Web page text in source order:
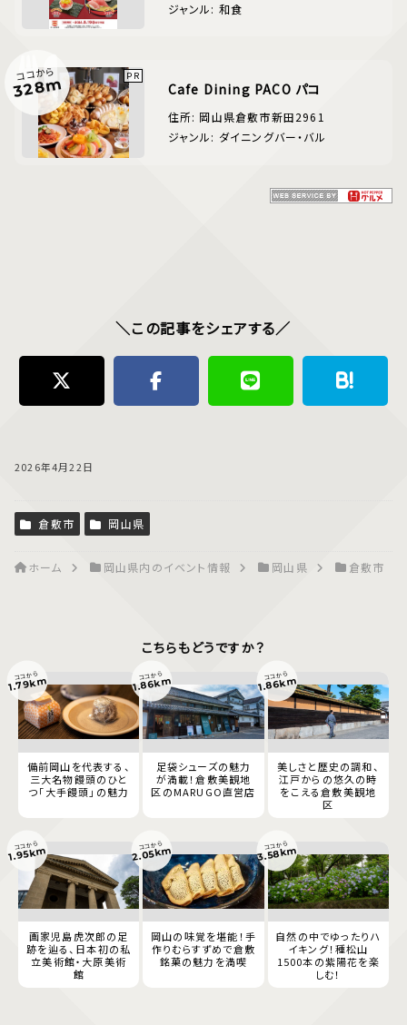
ジャンル: 和食
ココから
328m Cafe Dining PACO パコ
住所: 岡山県倉敷市新田2961
ジャンル: ダイニングバー・バル
＼この記事をシェアする／
2026年4月22日
倉敷市 岡山県
ホーム 岡山県内のイベント情報 岡山県 倉敷市
こちらもどうですか？
備前岡山を代表する、
三大名物饅頭のひと
つ「大手饅頭」の魅力
ココから
1.79km
足袋シューズの魅力
が満載！倉敷美観地
区のMARUGO直営店
ココから
1.86km
美しさと歴史の調和、
江戸からの悠久の時
をこえる倉敷美観地
区
ココから
1.86km
画家児島虎次郎の足
跡を辿る、日本初の私
立美術館・大原美術
館
ココから
1.95km
岡山の味覚を堪能！手
作りむらすずめで倉敷
銘菓の魅力を満喫
ココから
2.05km
自然の中でゆったりハ
イキング！種松山
1500本の紫陽花を楽
しむ！
ココから
3.58km